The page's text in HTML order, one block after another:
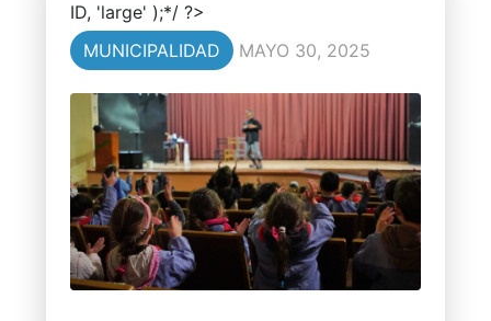
ID, 'large' );*/ ?>
MUNICIPALIDAD
MAYO 30, 2025